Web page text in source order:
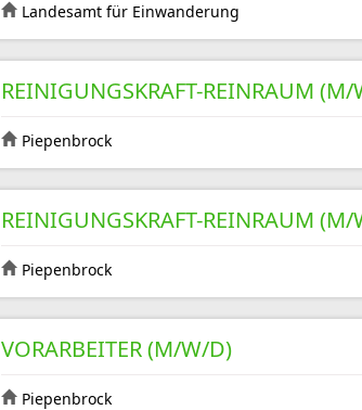
Landesamt für Einwanderung
REINIGUNGSKRAFT-REINRAUM
Piepenbrock
REINIGUNGSKRAFT-REINRAUM
Piepenbrock
VORARBEITER (M/W/D)
Piepenbrock